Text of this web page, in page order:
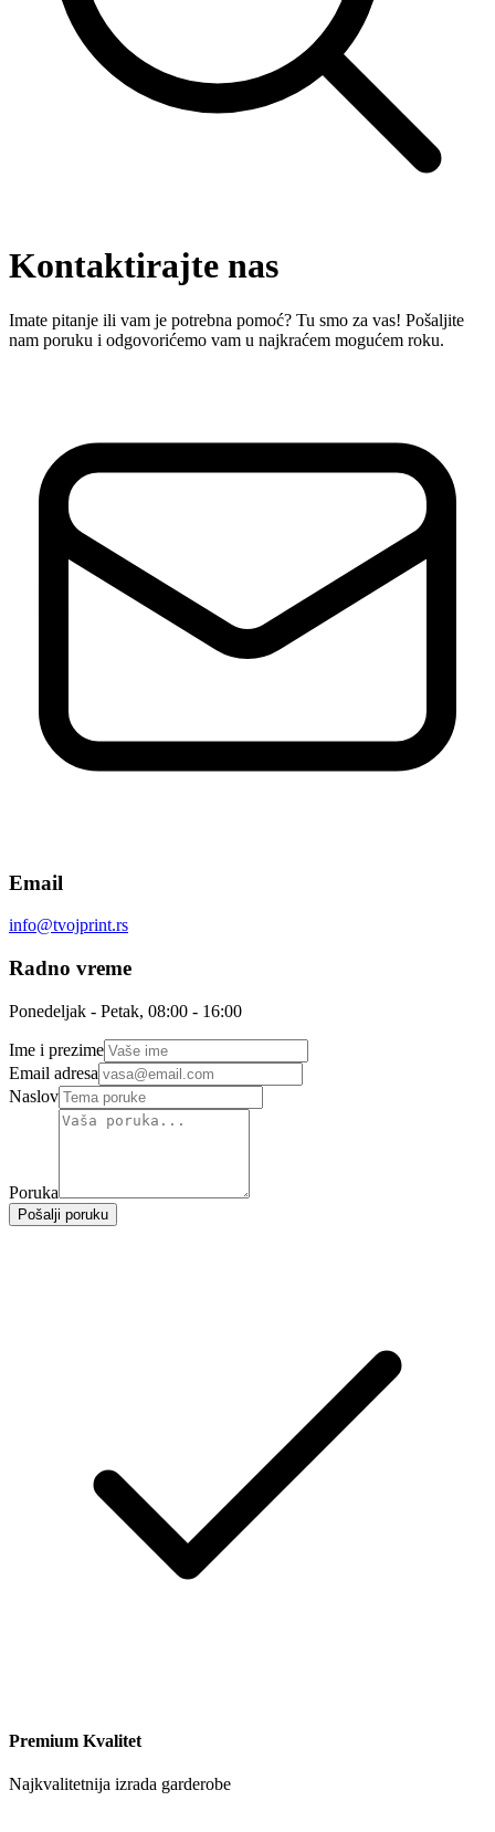
Kontaktirajte nas
Imate pitanje ili vam je potrebna pomoć? Tu smo za vas! Pošaljite
nam poruku i odgovorićemo vam u najkraćem mogućem roku.
Email
info@tvojprint.rs
Radno vreme
Ponedeljak - Petak, 08:00 - 16:00
Ime i prezime
Email adresa
Naslov
Poruka
Pošalji poruku
Premium Kvalitet
Najkvalitetnija izrada garderobe